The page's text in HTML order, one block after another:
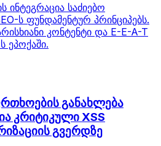
ინტეგრაცია საძიებო
ს ფუნდამენტურ პრინციპებს.
კონტენტი და E-E-A-T
ეპოქაში.
განახლება
კრიტიკული XSS
გვერდზე